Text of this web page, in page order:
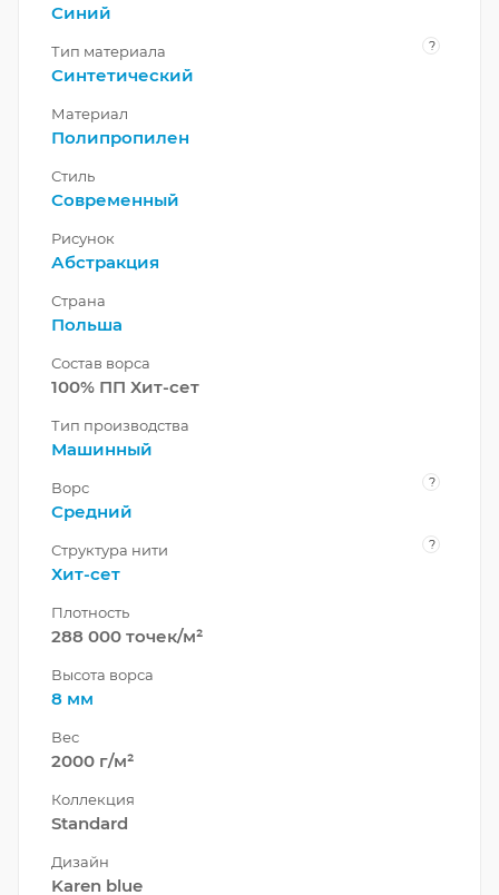
Синий
Тип материала ?
Синтетический
Материал
Полипропилен
Стиль
Современный
Рисунок
Абстракция
Страна
Польша
Состав ворса
100% ПП Хит-сет
Тип производства
Машинный
Ворс ?
Средний
Структура нити ?
Хит-сет
Плотность
288 000 точек/м²
Высота ворса
8 мм
Вес
2000 г/м²
Коллекция
Standard
Дизайн
Karen blue